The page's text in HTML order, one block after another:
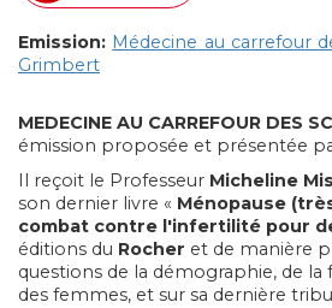
Emission: Médecine au carrefour
Grimbert
MEDECINE AU CARREFOUR DES
émission proposée et présentée
Il reçoit le Professeur Micheline
son dernier livre « Ménopause
combat contre l'infertilité pour
éditions du Rocher et de manière
questions de la démographie, de la
des femmes, et sur sa dernière